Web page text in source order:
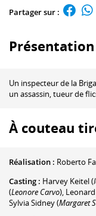
Partager sur :
Présentation
Un inspecteur de la
un assassin, tueur de
À couteau
Réalisation : Roberto
Casting : Harvey Keitel(
(Leonore Carvo),
Sylvia Sidney(Margaret